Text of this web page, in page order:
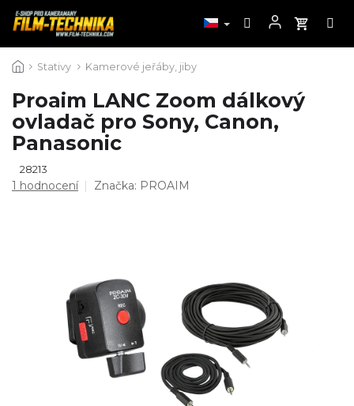
na
Stativy Kamerové jeřáby, jiby
Proaim LANC Zoom dálkový
ovladač pro Sony, Canon,
Panasonic
28213
Průměrné
1 hodnocení Značka: PROAIM